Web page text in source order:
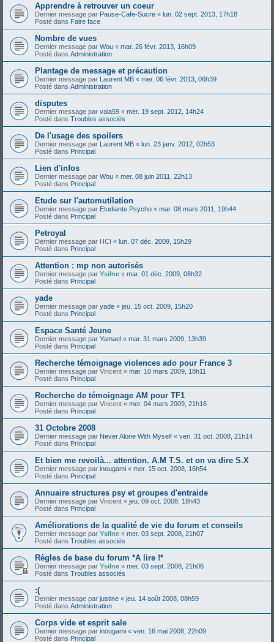
Apprendre à retrouver un coeur
Dernier message par Pause-Cafe-Sucre « lun. 02 sept. 2013, 17h18
Posté dans Faire face
Nombre de vues
Dernier message par Wou « mar. 26 févr. 2013, 16h09
Posté dans Administration
Plantage de message et précaution
Dernier message par Laurent MB « mer. 06 févr. 2013, 06h39
Posté dans Administration
disputes
Dernier message par vala59 « mer. 19 sept. 2012, 14h24
Posté dans Troubles associés
De l'usage des spoilers
Dernier message par Laurent MB « lun. 23 janv. 2012, 02h53
Posté dans Principal
Lien d'infos
Dernier message par Wou « mer. 08 juin 2011, 22h13
Posté dans Principal
Etude sur l'automutilation
Dernier message par Etudiante Psycho « mar. 08 mars 2011, 19h44
Posté dans Principal
Petroyal
Dernier message par HCI « lun. 07 déc. 2009, 15h29
Posté dans Principal
Attention : mp non autorisés
Dernier message par Ysilne « mar. 01 déc. 2009, 08h32
Posté dans Principal
yade
Dernier message par yade « jeu. 15 oct. 2009, 15h20
Posté dans Principal
Espace Santé Jeune
Dernier message par Yamael « mar. 31 mars 2009, 13h39
Posté dans Principal
Recherche témoignage violences ado pour France 3
Dernier message par Vincent « mar. 10 mars 2009, 18h11
Posté dans Principal
Recherche de témoignage AM pour TF1
Dernier message par Vincent « mer. 04 mars 2009, 21h16
Posté dans Principal
31 Octobre 2008
Dernier message par Never Alone With Myself « ven. 31 oct. 2008, 21h14
Posté dans Principal
Et bien me revoilà... attention. A.M T.S. et on va dire S.X
Dernier message par inougami « mer. 15 oct. 2008, 16h54
Posté dans Principal
Annuaire structures psy et groupes d'entraide
Dernier message par Vincent « jeu. 09 oct. 2008, 18h43
Posté dans Principal
Améliorations de la qualité de vie du forum et conseils
Dernier message par Ysilne « mer. 03 sept. 2008, 21h07
Posté dans Troubles associés
Règles de base du forum *A lire !*
Dernier message par Ysilne « mer. 03 sept. 2008, 21h06
Posté dans Troubles associés
:(
Dernier message par justine « jeu. 14 août 2008, 08h59
Posté dans Administration
Corps vide et esprit sale
Dernier message par inougami « ven. 16 mai 2008, 22h09
Posté dans Principal